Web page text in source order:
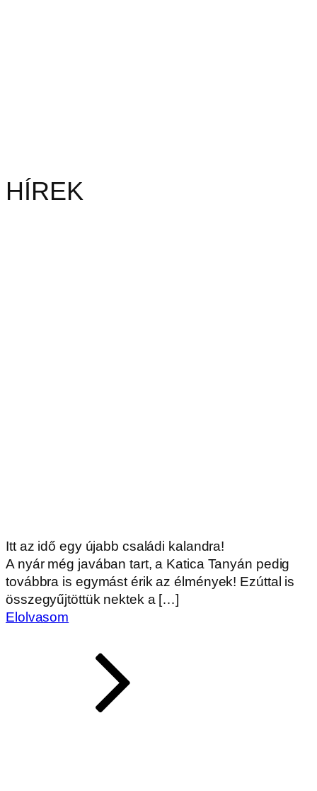
HÍREK
Itt az idő egy újabb családi kalandra!
A nyár még javában tart, a Katica Tanyán pedig
továbbra is egymást érik az élmények! Ezúttal is
összegyűjtöttük nektek a […]
Elolvasom